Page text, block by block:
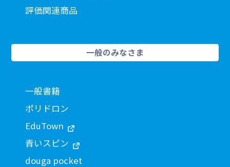
評価関連商品
一般のみなさま
一般書籍
ポリドロン
EduTown
青いスピン
douga pocket